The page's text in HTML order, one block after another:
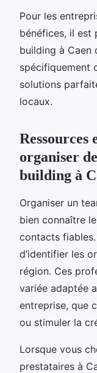
Pour les
bénéfices, il est
building à Caen
spécifiquement
solutions
locaux.
Ressources
organiser
building à
Organiser un
bien connaître
contacts
d’identifier les
région. Ces
variée adaptée
entreprise, que
ou stimuler la
Lorsque vous
prestataires à